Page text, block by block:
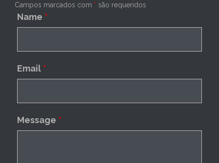
Campos marcados com * são requeridos
Name *
Email *
Message *